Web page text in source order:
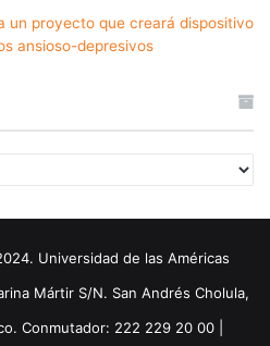
un proyecto que creará dispositivo
ansioso-depresivos
Universidad de las Américas
Mártir S/N. San Andrés Cholula,
Conmutador: 222 229 20 00 |